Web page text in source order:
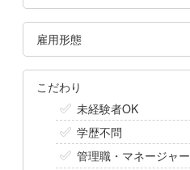
雇用形態
こだわり
未経験者OK
学歴不問
管理職・マネージャー